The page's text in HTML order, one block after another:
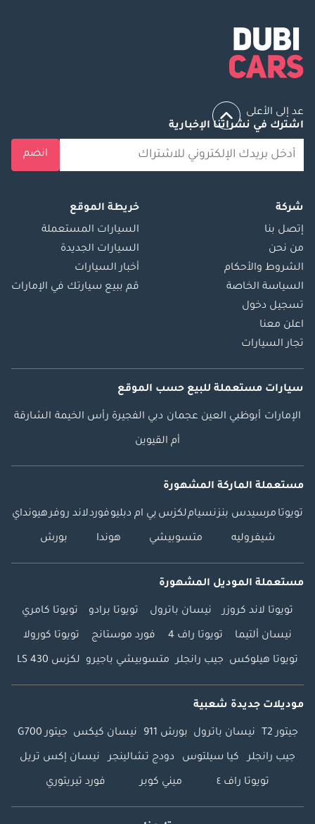
عد إلى الأعلى
اشترك في نشراتنا الإخبارية
انضم
شركة
إتصل بنا
من نحن
الشروط والأحكام
السياسة الخاصة
تسجيل دخول
اعلن معنا
تجار السيارات
خريطة الموقع
السيارات المستعملة
السيارات الجديدة
أخبار السيارات
قم ببيع سيارتك في الإمارات
سيارات مستعملة للبيع حسب الموقع
الإمارات أبوظبي العين عجمان دبي الفجيرة رأس الخيمة الشارقة
أم القيوين
مستعملة الماركة المشهورة
تويوتا مرسيدس بنزنسياملكزس بي ام دبليوفوردلاند روفرهيونداي
شيفروليه متسوبيشي هوندا بورش
مستعملة الموديل المشهورة
تويوتا لاند كروزر نيسان باترول تويوتا برادو تويوتا كامري
نيسان ألتيما تويوتا راف 4 فورد موستانج تويوتا كورولا
تويوتا هيلوكس جيب رانجلر متسوبيشي باجيرو لكزس LS 430
موديلات جديدة شعبية
جيتور T2 نيسان باترول بورش 911 نيسان كيكس جيتور G700
جيب رانجلر كيا سيلتوس دودج تشالينجر نيسان إكس تريل
تويوتا راف ٤ ميني كوبر فورد تيريتوري